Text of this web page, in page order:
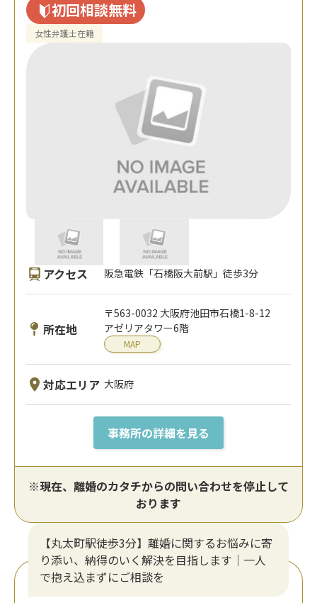
初回相談無料
女性弁護士在籍
アクセス 阪急電鉄「石橋阪大前駅」徒歩3分
所在地
〒563-0032 大阪府池田市石橋1-8-12
アゼリアタワー6階
MAP
対応エリア 大阪府
事務所の詳細を見る
※現在、離婚のカタチからの問い合わせを停止して
おります
【丸太町駅徒歩3分】離婚に関するお悩みに寄
り添い、納得のいく解決を目指します｜一人
で抱え込まずにご相談を